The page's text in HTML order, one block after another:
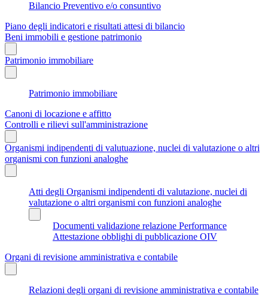
Bilancio Preventivo e/o consuntivo
Piano degli indicatori e risultati attesi di bilancio
Beni immobili e gestione patrimonio
Patrimonio immobiliare
Patrimonio immobiliare
Canoni di locazione e affitto
Controlli e rilievi sull'amministrazione
Organismi indipendenti di valutuazione, nuclei di valutazione o altri
organismi con funzioni analoghe
Atti degli Organismi indipendenti di valutazione, nuclei di
valutazione o altri organismi con funzioni analoghe
Documenti validazione relazione Performance
Attestazione obblighi di pubblicazione OIV
Organi di revisione amministrativa e contabile
Relazioni degli organi di revisione amministrativa e contabile